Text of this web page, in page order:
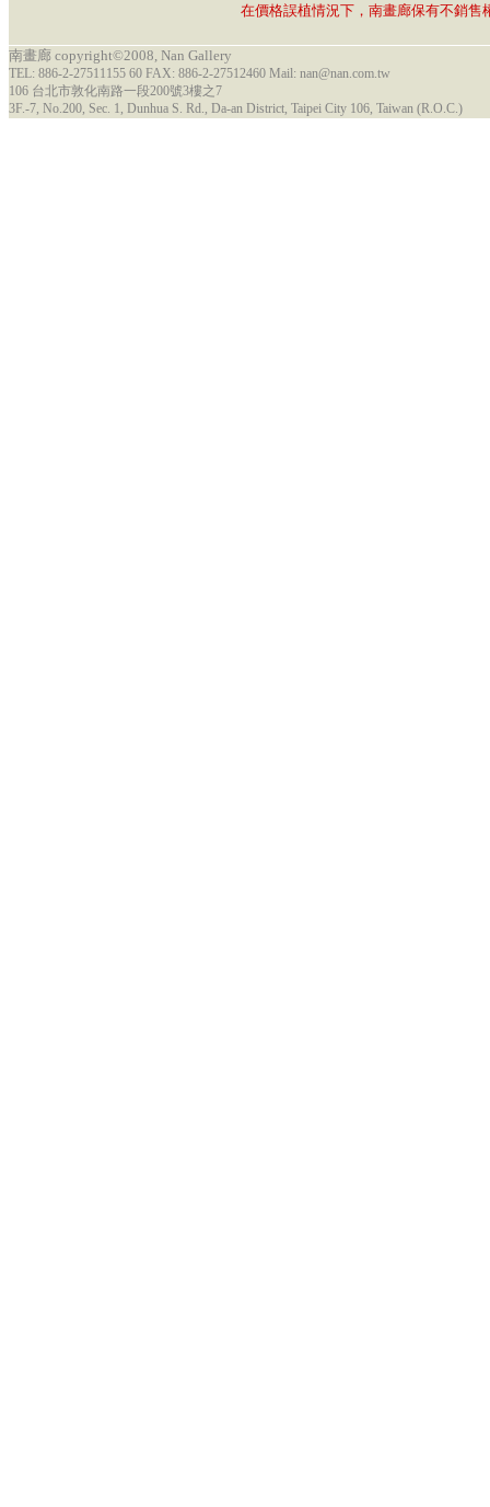
在價格誤植情況下，南畫廊保有不銷售
南畫廊 copyright©2008, Nan Gallery
TEL: 886-2-27511155 60 FAX: 886-2-27512460 Mail: nan@nan.com.tw
106 台北市敦化南路一段200號3樓之7
3F.-7, No.200, Sec. 1, Dunhua S. Rd., Da-an District, Taipei City 106, Taiwan (R.O.C.)